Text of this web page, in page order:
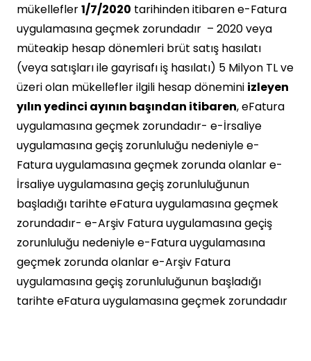
mükellefler1/7/2020 tarihinden itibaren e-Fatura
uygulamasına geçmek zorundadır – 2020 veya
müteakip hesap dönemleri brüt satış hasılatı
(veya satışları ile gayrisafı iş hasılatı) 5 Milyon TL ve
üzeri olan mükellefler ilgili hesap dönemini izleyen
yılın yedinci ayının başından itibaren, eFatura
uygulamasına geçmek zorundadır- e-İrsaliye
uygulamasına geçiş zorunluluğu nedeniyle e-
Fatura uygulamasına geçmek zorunda olanlar e-
İrsaliye uygulamasına geçiş zorunluluğunun
başladığı tarihte eFatura uygulamasına geçmek
zorundadır- e-Arşiv Fatura uygulamasına geçiş
zorunluluğu nedeniyle e-Fatura uygulamasına
geçmek zorunda olanlar e-Arşiv Fatura
uygulamasına geçiş zorunluluğunun başladığı
tarihte eFatura uygulamasına geçmek zorundadır